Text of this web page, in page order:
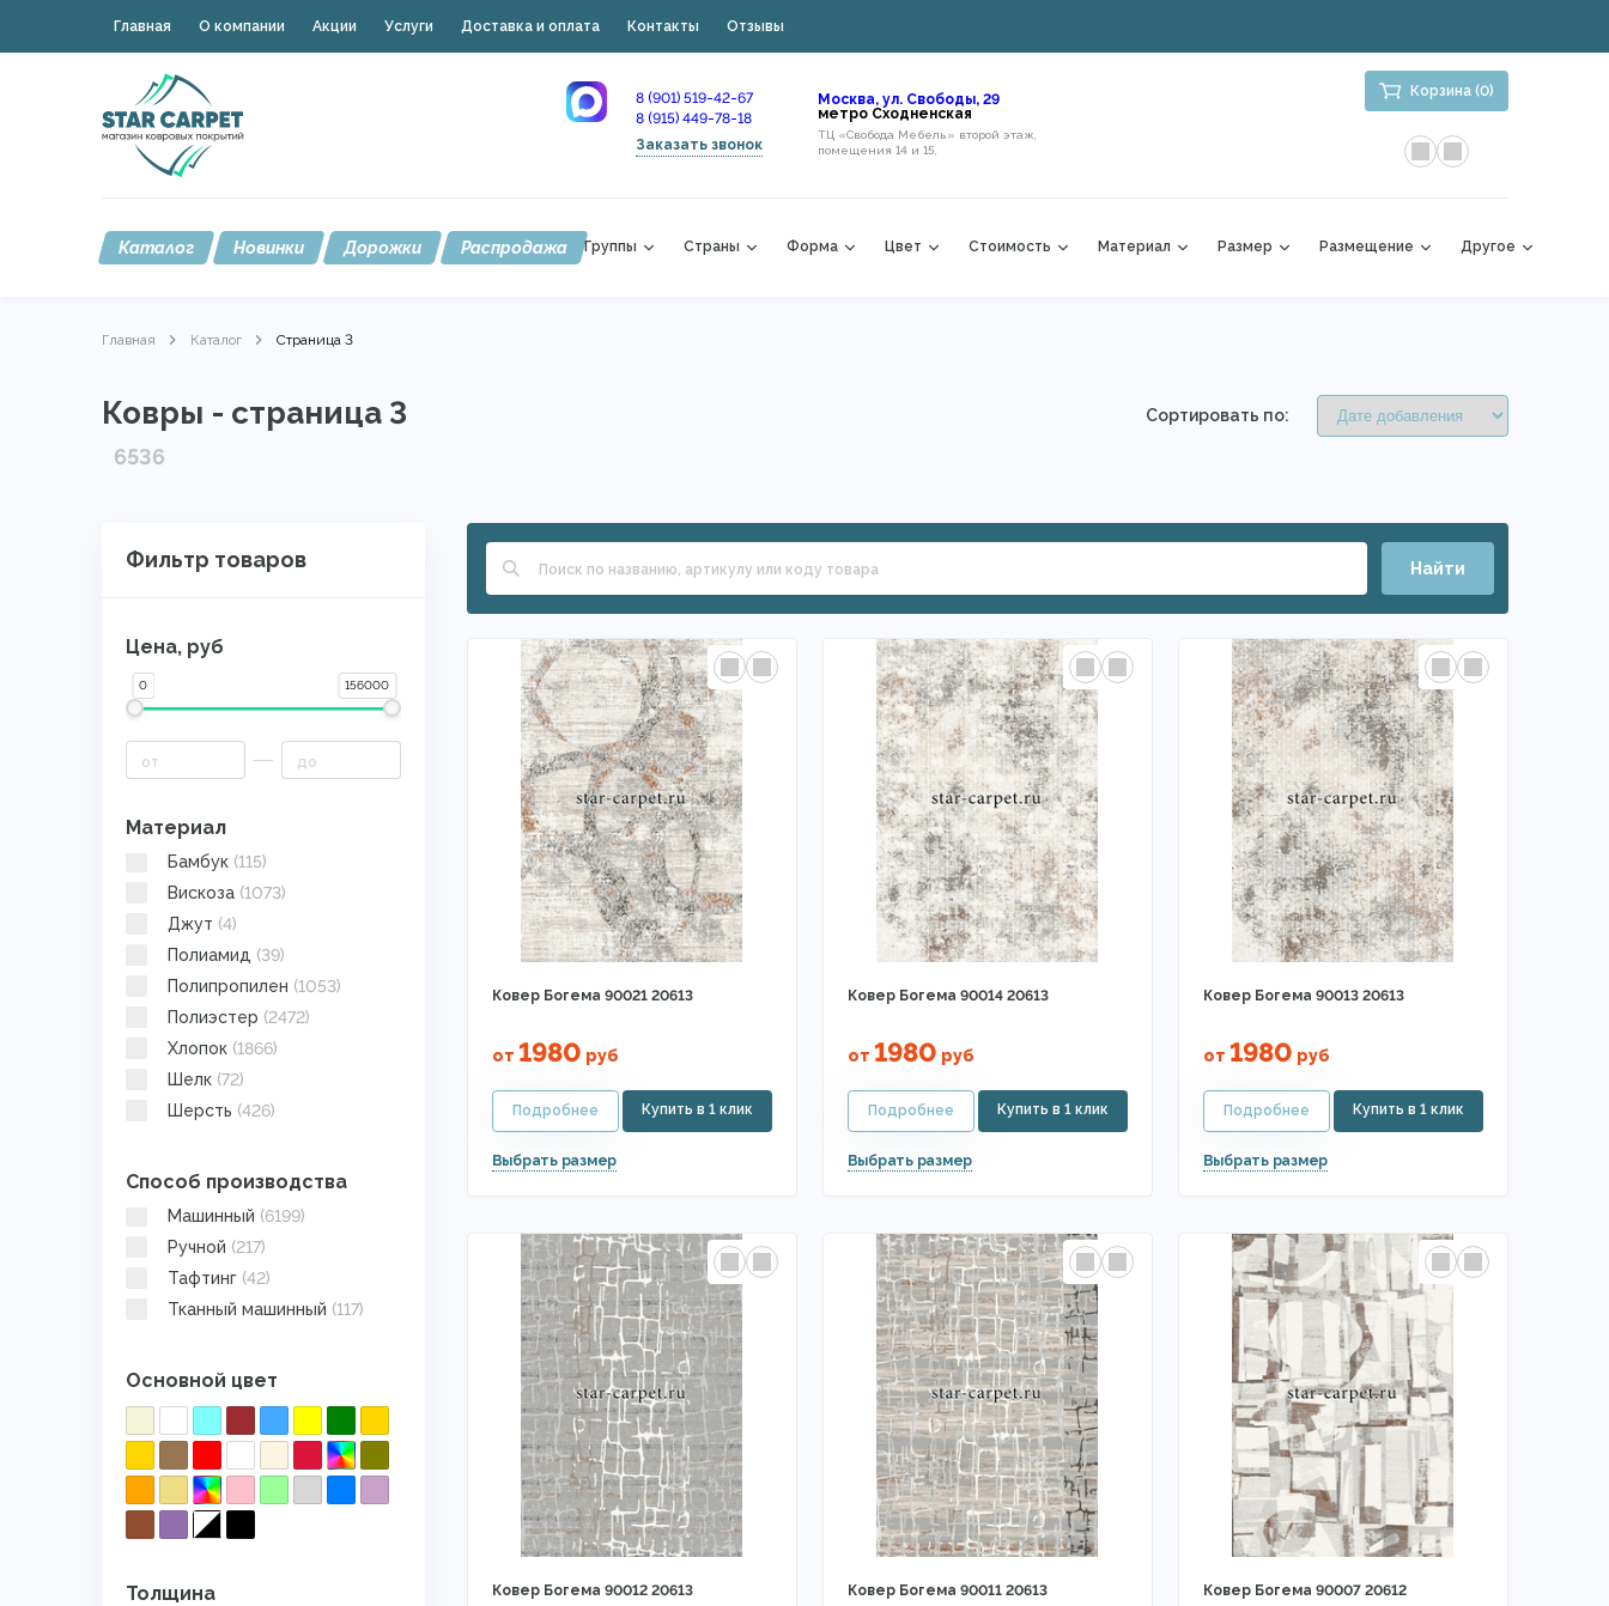
Главная О компании Акции Услуги Доставка и оплата Контакты Отзывы
8 (901) 519-42-67
8 (915) 449-78-18
Заказать звонок
Москва, ул. Свободы, 29
метро Сходненская
ТЦ «Свобода Мебель» второй этаж,
помещения 14 и 15,
Корзина (0)
Каталог Новинки Дорожки Распродажа Группы Страны Форма Цвет Стоимость Материал Размер Размещение Другое
Главная Каталог Страница 3
Ковры - страница 3
6536
Сортировать по:
Фильтр товаров
Цена, руб
0 156000
Материал
Бамбук (115)
Вискоза (1073)
Джут (4)
Полиамид (39)
Полипропилен (1053)
Полиэстер (2472)
Хлопок (1866)
Шелк (72)
Шерсть (426)
Способ производства
Машинный (6199)
Ручной (217)
Тафтинг (42)
Тканный машинный (117)
Основной цвет
Толщина
Найти
Ковер Богема 90021 20613
от 1980 руб
Ковер Богема 90014 20613
от 1980 руб
Ковер Богема 90013 20613
от 1980 руб
Ковер Богема 90012 20613 Ковер Богема 90011 20613 Ковер Богема 90007 20612